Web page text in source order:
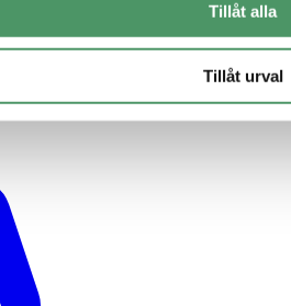
Tillåt alla
Tillåt urval
inklusive moms om inte annat anges.
sätta ett verkligt pris.